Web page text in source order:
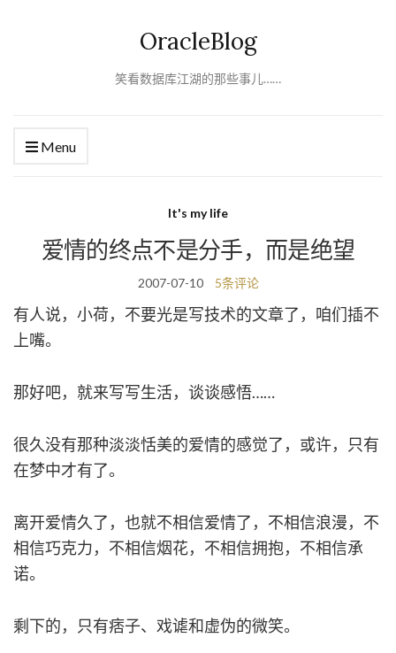
OracleBlog
笑看数据库江湖的那些事儿……
Menu
It's my life
爱情的终点不是分手，而是绝望
2007-07-10 5条评论
有人说，小荷，不要光是写技术的文章了，咱们插不
上嘴。
那好吧，就来写写生活，谈谈感悟……
很久没有那种淡淡恬美的爱情的感觉了，或许，只有
在梦中才有了。
离开爱情久了，也就不相信爱情了，不相信浪漫，不
相信巧克力，不相信烟花，不相信拥抱，不相信承
诺。
剩下的，只有痞子、戏谑和虚伪的微笑。